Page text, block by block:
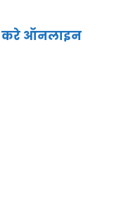
करे ऑनलाइन